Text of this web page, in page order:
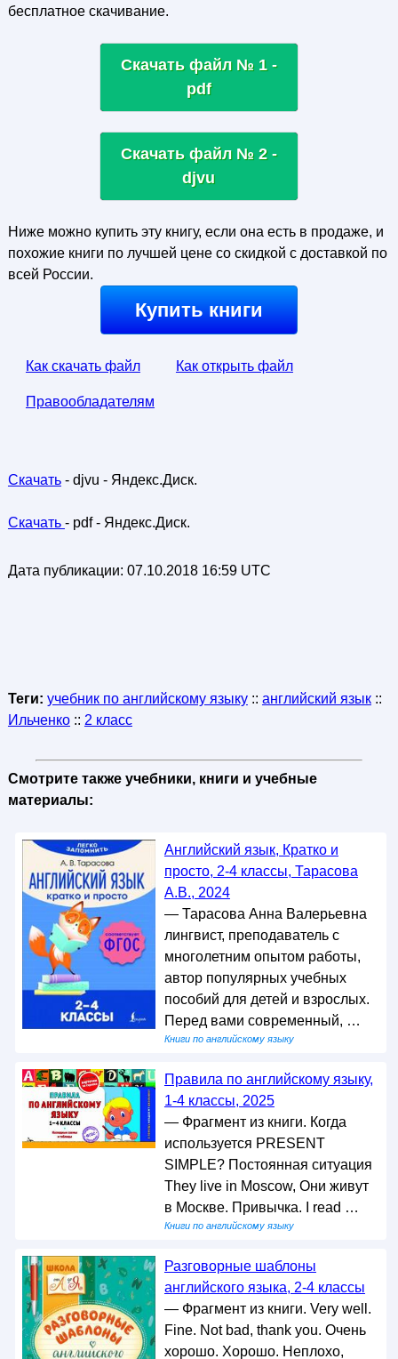
бесплатное скачивание.
Скачать файл № 1 -
pdf
Скачать файл № 2 -
djvu
Ниже можно купить эту книгу, если она есть в продаже, и
похожие книги по лучшей цене со скидкой с доставкой по
всей России.
Купить книги
Как скачать файл Как открыть файл
Правообладателям
Скачать- djvu - Яндекс.Диск.
Скачать - pdf - Яндекс.Диск.
Дата публикации: 07.10.2018 16:59 UTC
Теги: учебник по английскому языку:: английский язык::
Ильченко:: 2 класс
Смотрите также учебники, книги и учебные
материалы:
Английский язык, Кратко и
просто, 2-4 классы, Тарасова
А.В., 2024
— Тарасова Анна Валерьевна
лингвист, преподаватель с
многолетним опытом работы,
автор популярных учебных
пособий для детей и взрослых.
Перед вами современный, …
Книги по английскому языку
Правила по английскому языку,
1-4 классы, 2025
— Фрагмент из книги. Когда
используется PRESENT
SIMPLE? Постоянная ситуация
They live in Moscow, Они живут
в Москве. Привычка. I read …
Книги по английскому языку
Разговорные шаблоны
английского языка, 2-4 классы
— Фрагмент из книги. Very well.
Fine. Not bad, thank you. Очень
хорошо. Хорошо. Неплохо,